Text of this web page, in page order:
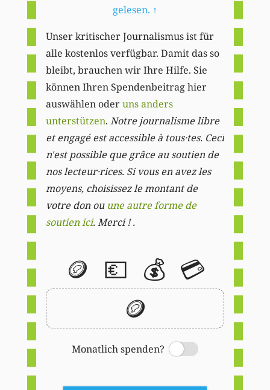
gelesen. ↑
Unser kritischer Journalismus ist für
alle kostenlos verfügbar. Damit das so
bleibt, brauchen wir Ihre Hilfe. Sie
können Ihren Spendenbeitrag hier
auswählen oderuns anders
unterstützen. Notre journalisme libre
et engagé est accessible à tous·tes. Ceci
n'est possible que grâce au soutien de
nos lecteur·rices. Si vous en avez les
moyens, choisissez le montant de
votre don ou une autre forme de
soutien ici. Merci ! .
🪙 💶 💰 💳
🪙
Monatlich spenden?
Switch